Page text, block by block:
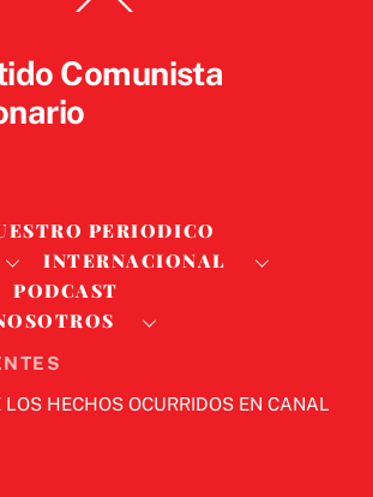
To
Comunista
PERIODICO
INTERNACIONAL
PODCAST
LOS HECHOS OCURRIDOS EN CANAL